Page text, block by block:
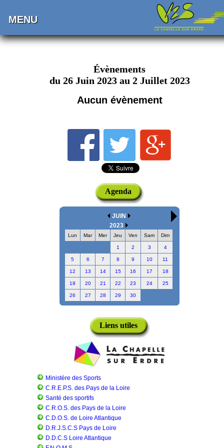
MENU
Évènements
du 26 Juin 2023 au 2 Juillet 2023
Aucun évènement
Agenda
JUIN
2023
Lun Mar Mer Jeu Ven Sam Dim
1 2 3 4
5 6 7 8 9 10 11
12 13 14 15 16 17 18
19 20 21 22 23 24 25
26 27 28 29 30
Liens utiles
Ministère des Sports
C.R.E.P.S. des Pays de la Loire
Santé des sportifs
C.R.O.S. des Pays de la Loire
C.D.O.S. de Loire Atlantique
D.R.J.S.C.S Pays de Loire
D.D.C.S Loire Atlantique